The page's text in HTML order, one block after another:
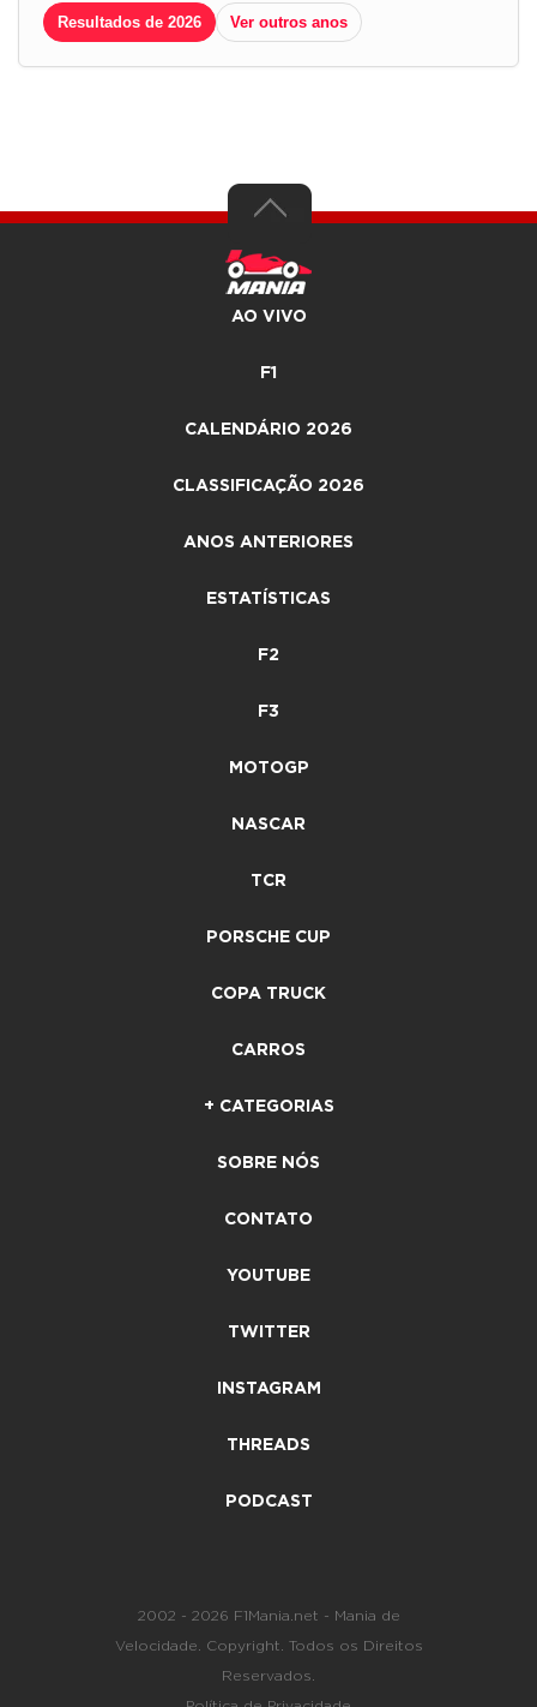
Resultados de 2026 Ver outros anos
AO VIVO
F1
CALENDÁRIO 2026
CLASSIFICAÇÃO 2026
ANOS ANTERIORES
ESTATÍSTICAS
F2
F3
MOTOGP
NASCAR
TCR
PORSCHE CUP
COPA TRUCK
CARROS
+ CATEGORIAS
SOBRE NÓS
CONTATO
YOUTUBE
TWITTER
INSTAGRAM
THREADS
PODCAST
2002 - 2026 F1Mania.net - Mania de
Velocidade. Copyright. Todos os Direitos
Reservados.